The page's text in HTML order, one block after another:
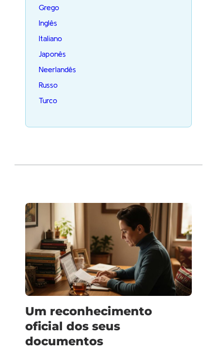
Grego
Inglês
Italiano
Japonês
Neerlandês
Russo
Turco
Um reconhecimento
oficial dos seus
documentos